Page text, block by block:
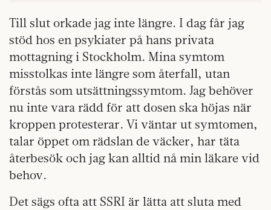
Till slut orkade jag inte längre. I dag får jag
stöd hos en psykiater på hans privata
mottagning i Stockholm. Mina symtom
misstolkas inte längre som återfall, utan
förstås som utsättningssymtom. Jag behöver
nu inte vara rädd för att dosen ska höjas när
kroppen protesterar. Vi väntar ut symtomen,
talar öppet om rädslan de väcker, har täta
återbesök och jag kan alltid nå min läkare vid
behov.
Det sägs ofta att SSRI är lätta att sluta med